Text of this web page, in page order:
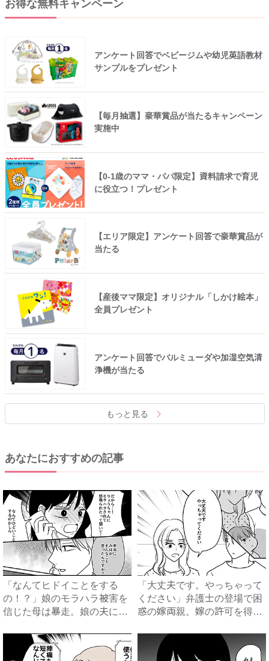
お得な無料キャンペーン
アンケート回答でベビージムや幼児英語教材
サンプルをプレゼント
【毎月抽選】豪華賞品が当たるキャンペーン
実施中
【0-1歳のママ・パパ限定】資料請求で育児
に役立つ！プレゼント
【エリア限定】アンケート回答で豪華賞品が
当たる
【産後ママ限定】オリジナル「しかけ絵本」
全員プレゼント
アンケート回答でバルミューダや加湿空気清
浄機が当たる
もっと見る
あなたにおすすめの記事
「なんてヒドイことをする
の！？」娘のモラハラ被害を
信じた母は暴走。娘の夫に電
「大丈夫です。やっちゃって
ください」弁護士の登場で困
惑の嫁両親。嫁の許可を得た